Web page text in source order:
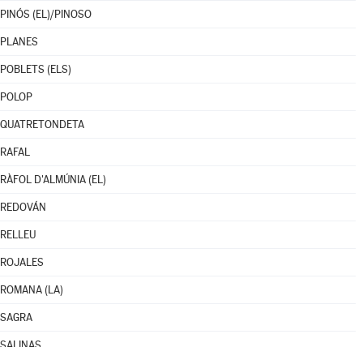
PINÓS (EL)/PINOSO
PLANES
POBLETS (ELS)
POLOP
QUATRETONDETA
RAFAL
RÀFOL D'ALMÚNIA (EL)
REDOVÁN
RELLEU
ROJALES
ROMANA (LA)
SAGRA